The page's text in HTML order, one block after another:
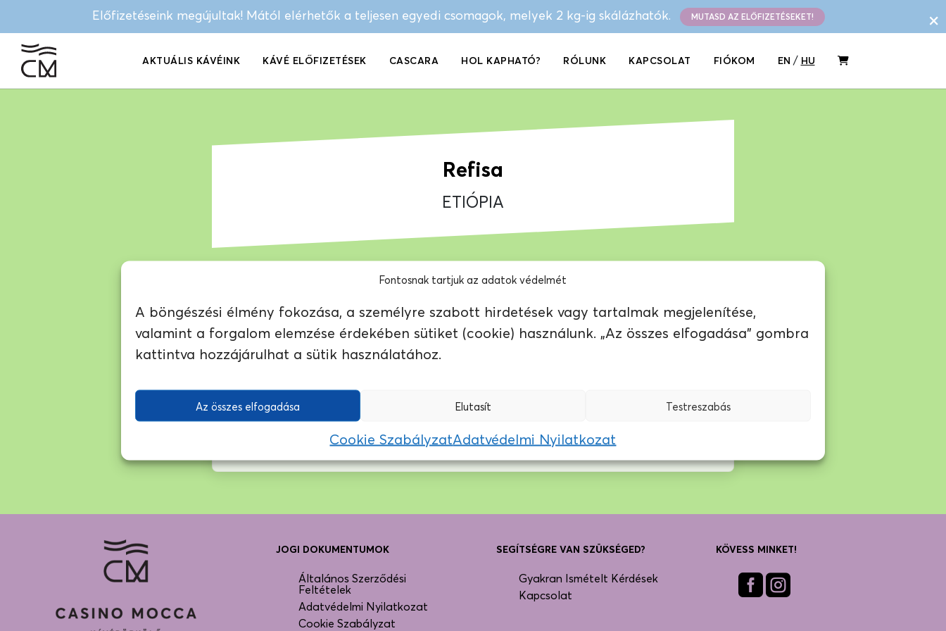
Fontosnak tartjuk az adatok védelmét
A böngészési élmény fokozása, a személyre szabott hirdetések vagy tartalmak megjelenítése,
valamint a forgalom elemzése érdekében sütiket (cookie) használunk. „Az összes elfogadása" gombra
kattintva hozzájárulhat a sütik használatához.
Az összes elfogadása Elutasít Testreszabás
Cookie SzabályzatAdatvédelmi Nyilatkozat
Előfizetéseink megújultak! Mától elérhetők a teljesen egyedi csomagok, melyek 2 kg-ig skálázhatók. MUTASD AZ ELŐFIZETÉSEKET! ×
AKTUÁLIS KÁVÉINK KÁVÉ ELŐFIZETÉSEK CASCARA HOL KAPHATÓ? RÓLUNK KAPCSOLAT FIÓKOM EN / HU
Refisa
ETIÓPIA
EZ A KÁVÉ MÁR NEM ELÉRHETŐ…
Hambella(ETIÓPIA)
JOGI DOKUMENTUMOK
Általános Szerződési
Feltételek
Adatvédelmi Nyilatkozat
Cookie Szabályzat
SEGÍTSÉGRE VAN SZÜKSÉGED?
Gyakran Ismételt Kérdések
Kapcsolat
KÖVESS MINKET!